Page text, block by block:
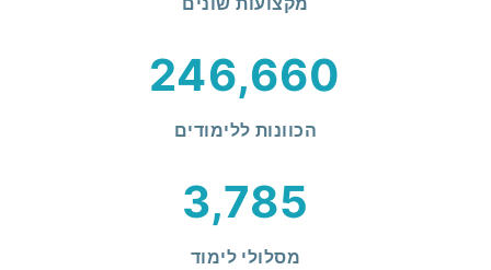
246,660
הכוונות ללימודים
3,785
מסלולי לימוד